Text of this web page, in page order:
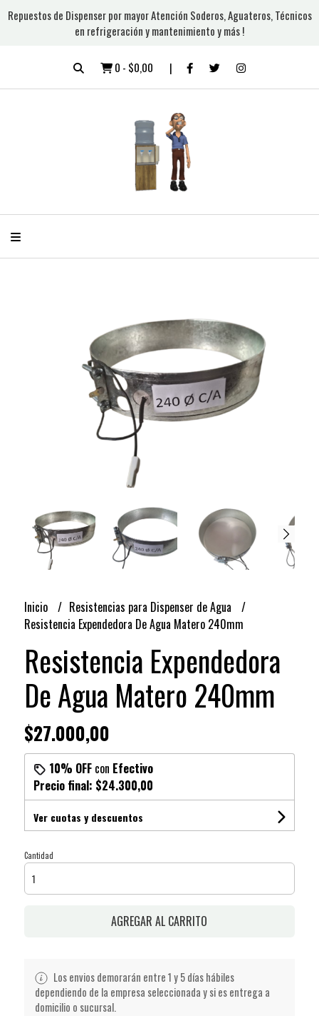
Repuestos de Dispenser por mayor Atención Soderos, Aguateros, Técnicos
en refrigeración y mantenimiento y más !
0 - $0,00
Inicio
Resistencias para Dispenser de Agua
Resistencia Expendedora De Agua Matero 240mm
Resistencia Expendedora
De Agua Matero 240mm
$27.000,00
10% OFFcon Efectivo
Precio final: $24.300,00
Ver cuotas y descuentos
Cantidad
AGREGAR AL CARRITO
Los envios demorarán entre 1 y 5 días hábiles
dependiendo de la empresa seleccionada y si es entrega a
domicilio o sucursal.